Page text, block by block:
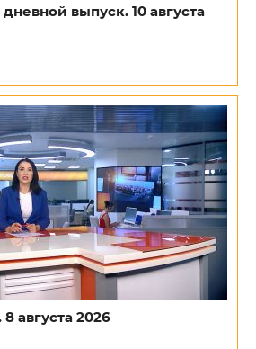
дневной выпуск. 10 августа
8 августа 2026